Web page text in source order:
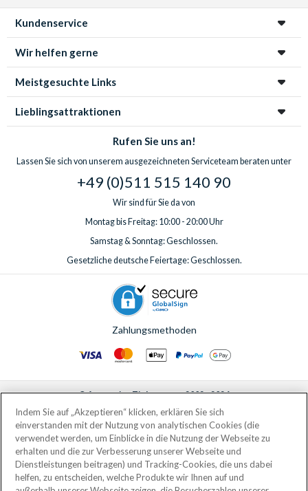
Kundenservice
Wir helfen gerne
Meistgesuchte Links
Lieblingsattraktionen
Rufen Sie uns an!
Lassen Sie sich von unserem ausgezeichneten Serviceteam beraten unter
+49 (0)511 515 140 90
Wir sind für Sie da von
Montag bis Freitag: 10:00 - 20:00 Uhr
Samstag & Sonntag: Geschlossen.
Gesetzliche deutsche Feiertage: Geschlossen.
Zahlungsmethoden
© AttractionTickets.com 2002 - 2026
Eingetragener Firmensitz: 2nd Floor Nucleus House, 2 Lower Mortlake Road,
Richmond, United Kingdom, TW9 2JA.
AttractionTickets.com is a trading name of Attraction Tickets LTD, who are
the owners of UK Trademark Registration Nos. 3427114 and 3427117.
Registered in England with registered number 4390984 and VAT Number
795922965.
Indem Sie auf „Akzeptieren“ klicken, erklären Sie sich
einverstanden mit der Nutzung von analytischen Cookies (die
verwendet werden, um Einblicke in die Nutzung der Webseite zu
erhalten und die zur Verbesserung unserer Webseite und
Dienstleistungen beitragen) und Tracking-Cookies, die uns dabei
helfen, zu entscheiden, welche Produkte wir Ihnen auf und